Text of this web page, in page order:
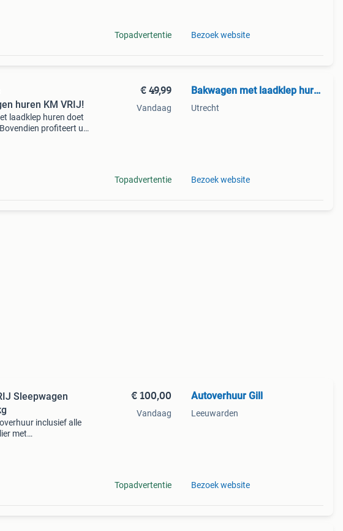
Topadvertentie Bezoek website
huren KM VRIJ!
laadklep huren doet
profiteert u
€ 49,99
Vandaag
Topadvertentie
Bakwagen met laadklep huren KM VRIJ Utrecht
Utrecht
Bezoek website
Sleepwagen
inclusief alle
met
€ 100,00
Vandaag
Topadvertentie
Autoverhuur Gill
Leeuwarden
Bezoek website